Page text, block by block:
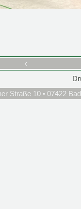
‹
Straße 10 • 07422